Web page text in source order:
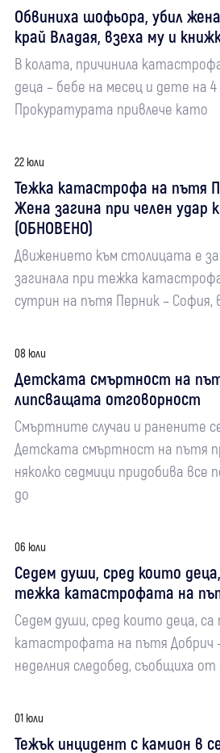
Обвиниха шофьора, убил
край Владая, взеха му и
В колата, причинила
деца – бебе на месец и дете на 4
Прокуратурата привлече като
22 юли
Тежка катастрофа на пътя
Жена загина при челен удар
(ОБНОВЕНО)
Движението към столицата е
загинала при тежка
сутрин на пътя Перник – София,
08 юли
Детската смъртност на
липсващата отговорност
Смъртните случаи и ранените
Детската смъртност на пътя
няколко седмици придобива
до
06 юли
Седем души, сред които
тежка катастрофата на
Седем души, сред които деца, са
катастрофата на пътя Добрич
неделния следобед, съобщиха
01 юли
Тежък инцидент с камион в